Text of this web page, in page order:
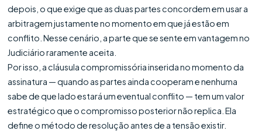
depois, o que exige que as duas partes concordem em usar a
arbitragem justamente no momento em que já estão em
conflito. Nesse cenário, a parte que se sente em vantagem no
Judiciário raramente aceita.
Por isso, a cláusula compromissória inserida no momento da
assinatura — quando as partes ainda cooperam e nenhuma
sabe de que lado estará um eventual conflito — tem um valor
estratégico que o compromisso posterior não replica. Ela
define o método de resolução antes de a tensão existir.